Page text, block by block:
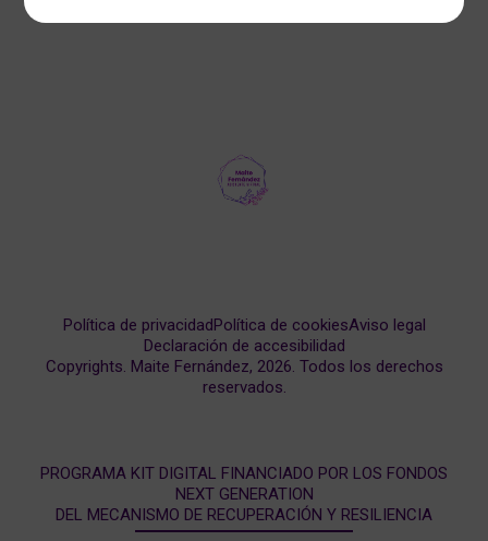
Copyrights. Maite Fernández, 2026. Todos los derechos
reservados.
Política de privacidadPolítica de cookiesAviso legal
Declaración de accesibilidad
PROGRAMA KIT DIGITAL FINANCIADO POR LOS FONDOS
NEXT GENERATION
DEL MECANISMO DE RECUPERACIÓN Y RESILIENCIA